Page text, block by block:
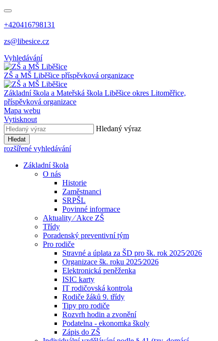
+420416798131
zs@libesice.cz
Vyhledávání
ZŠ a MŠ Liběšice příspěvková organizace
Základní škola a Mateřská škola Liběšice okres Litoměřice,
příspěvková organizace
Mapa webu
Vytisknout
Hledaný výraz
Hledat
rozšířené vyhledávání
Základní škola
O nás
Historie
Zaměstnanci
SRPŠL
Povinné informace
Aktuality ⁄ Akce ZŠ
Třídy
Poradenský preventivní tým
Pro rodiče
Stravné a úplata za ŠD pro šk. rok 2025⁄2026
Organizace šk. roku 2025⁄2026
Elektronická peněženka
ISIC karty
IT rodičovská kontrola
Rodiče žáků 9. třídy
Tipy pro rodiče
Rozvrh hodin a zvonění
Podatelna - ekonomka školy
Zápis do ZŠ